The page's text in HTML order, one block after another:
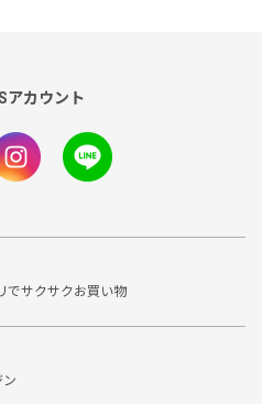
アカウント
でサクサクお買い物